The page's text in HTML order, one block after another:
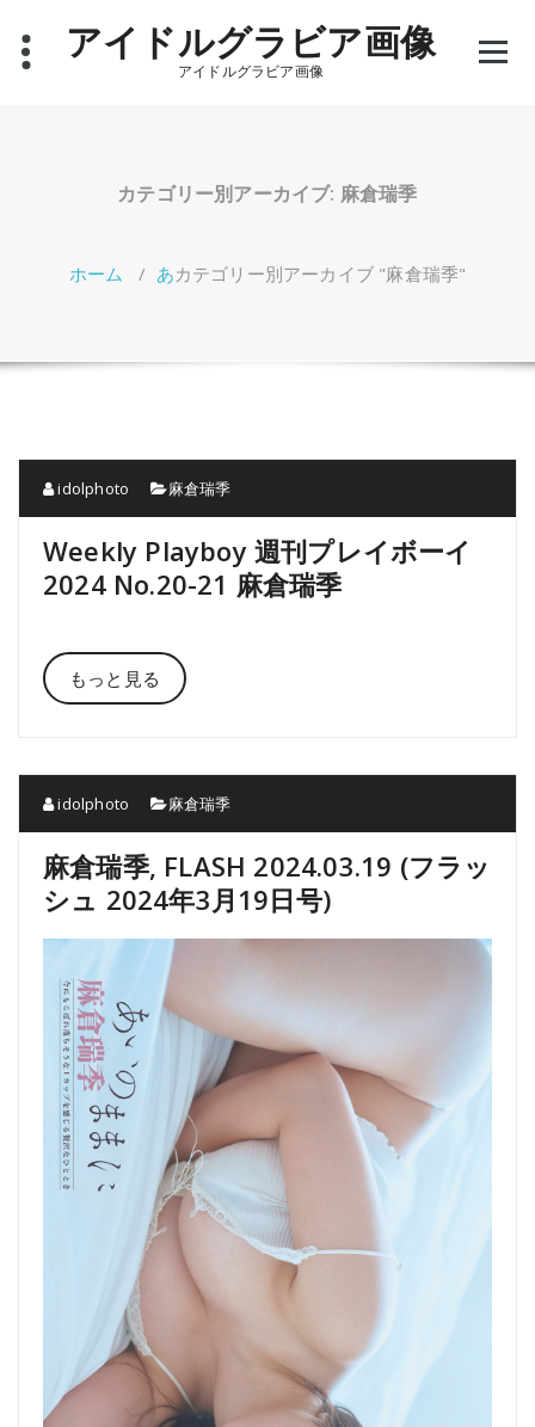
アイドルグラビア画像
アイドルグラビア画像
カテゴリー別アーカイブ: 麻倉瑞季
ホーム / あカテゴリー別アーカイブ "麻倉瑞季"
idolphoto 麻倉瑞季
Weekly Playboy 週刊プレイボーイ
2024 No.20-21 麻倉瑞季
もっと見る
idolphoto 麻倉瑞季
麻倉瑞季, FLASH 2024.03.19 (フラッ
シュ 2024年3月19日号)